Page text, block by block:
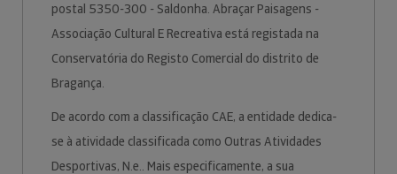
postal 5350-300 - Saldonha. Abraçar Paisagens -
Associação Cultural E Recreativa está registada na
Conservatória do Registo Comercial do distrito de
Bragança.
De acordo com a classificação CAE, a entidade dedica-
se à atividade classificada como Outras Atividades
Desportivas, N.e.. Mais especificamente, a sua